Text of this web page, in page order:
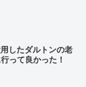
したダルトンの老
って良かった！